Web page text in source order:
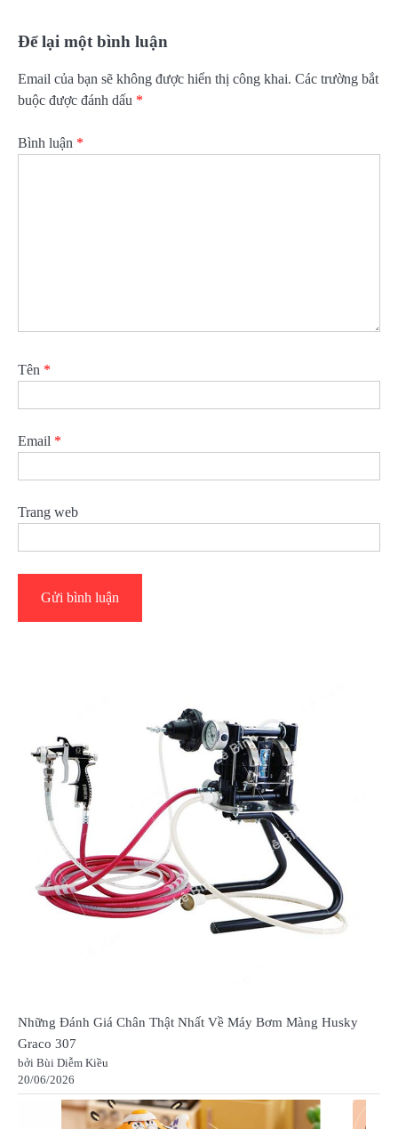
Để lại một bình luận
Email của bạn sẽ không được hiển thị công khai. Các trường bắt
buộc được đánh dấu *
Bình luận *
Tên *
Email *
Trang web
Những Đánh Giá Chân Thật Nhất Về Máy Bơm Màng Husky
Graco 307
bởi Bùi Diễm Kiều
20/06/2026